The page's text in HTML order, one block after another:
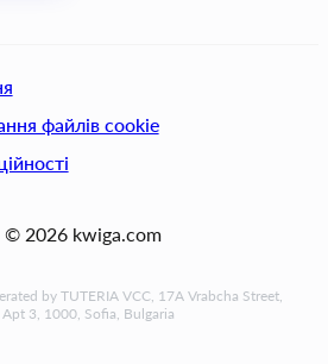
© 2026 kwiga.com
файлів cookie
by TUTERIA VCC, 17A Vrabcha Street,
3, 1000, Sofia, Bulgaria